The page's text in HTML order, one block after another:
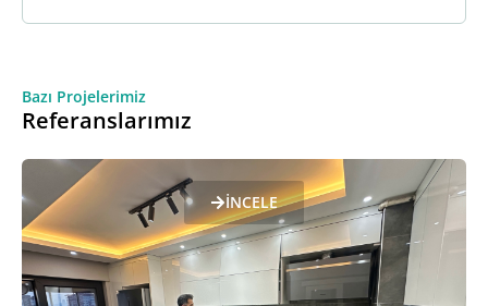
Bazı Projelerimiz
Referanslarımız
İNCELE